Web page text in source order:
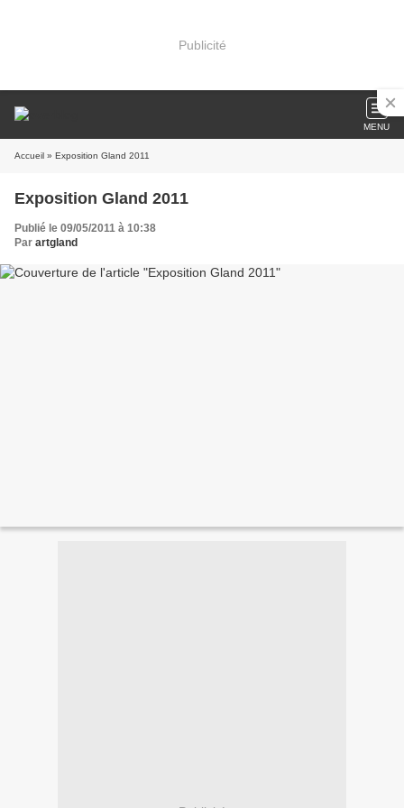
Publicité
MENU
Accueil » Exposition Gland 2011
Exposition Gland 2011
Publié le 09/05/2011 à 10:38
Par artgland